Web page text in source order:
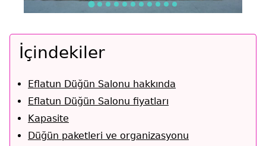
İçindekiler
Eflatun Düğün Salonu hakkında
Eflatun Düğün Salonu fiyatları
Kapasite
Düğün paketleri ve organizasyonu